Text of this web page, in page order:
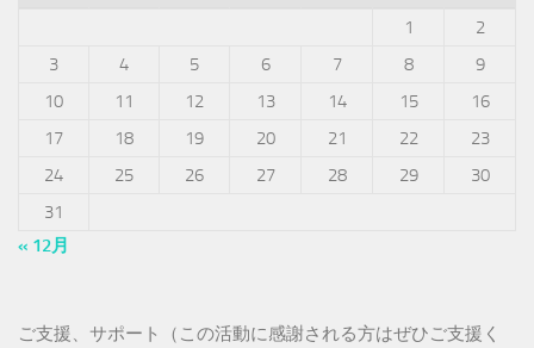
1
2
3
4 5 6 7 8
9
10
11 12 13 14 15
16
17
18 19 20 21 22
23
24
25 26 27 28 29
30
31
« 12月
ご支援、サポート（この活動に感謝される方はぜひご支援く